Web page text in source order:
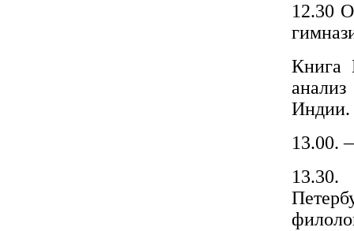
12.30
Книга
анализ
Индии.
13.00.
13.30.